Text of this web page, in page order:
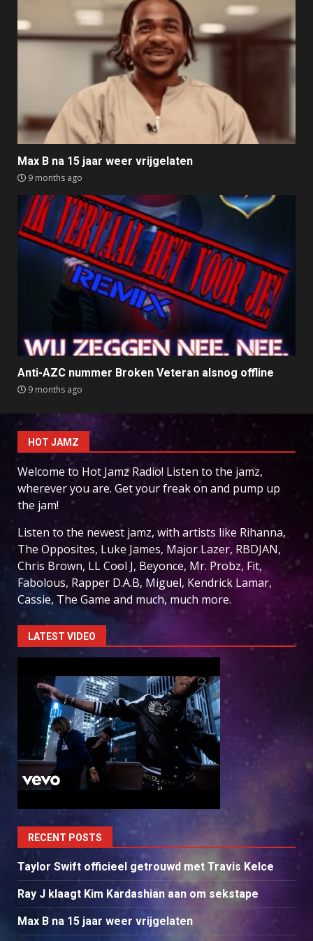
Max B na 15 jaar weer vrijgelaten
9 months ago
Anti-AZC nummer Broken Veteran alsnog offline
9 months ago
HOT JAMZ
Welcome to Hot Jamz Radio! Listen to the jamz,
wherever you are. Get your freak on and pump up
the jam!
Listen to the newest jamz, with artists like Rihanna,
The Opposites, Luke James, Major Lazer, RBDJAN,
Chris Brown, LL Cool J, Beyonce, Mr. Probz, Fit,
Fabolous, Rapper D.A.B, Miguel, Kendrick Lamar,
Cassie, The Game and much, much more.
LATEST VIDEO
RECENT POSTS
Taylor Swift officieel getrouwd met Travis Kelce
Ray J klaagt Kim Kardashian aan om sekstape
Max B na 15 jaar weer vrijgelaten